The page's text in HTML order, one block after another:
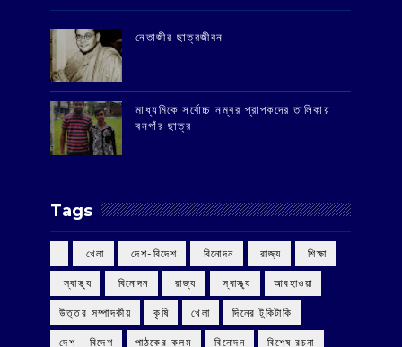
‌নেতাজীর ছাত্রজীবন
মাধ্যমিকে সর্বোচ্চ নম্বর প্রাপকদের তালিকায়
বনগাঁর ছাত্র
Tags
‌ খেলা ‌ দেশ-বিদেশ ‌ বিনোদন ‌ রাজ্য ‌ শিক্ষা
‌ স্বাস্থ্য ‌ বিনোদন ‌ রাজ্য ‌ স্বাস্থ্য আবহাওয়া
উত্তর সম্পাদকীয় কৃষি খেলা দিনের টুকিটাকি
দেশ - বিদেশ পাঠকের কলম বিনোদন বিশেষ রচনা